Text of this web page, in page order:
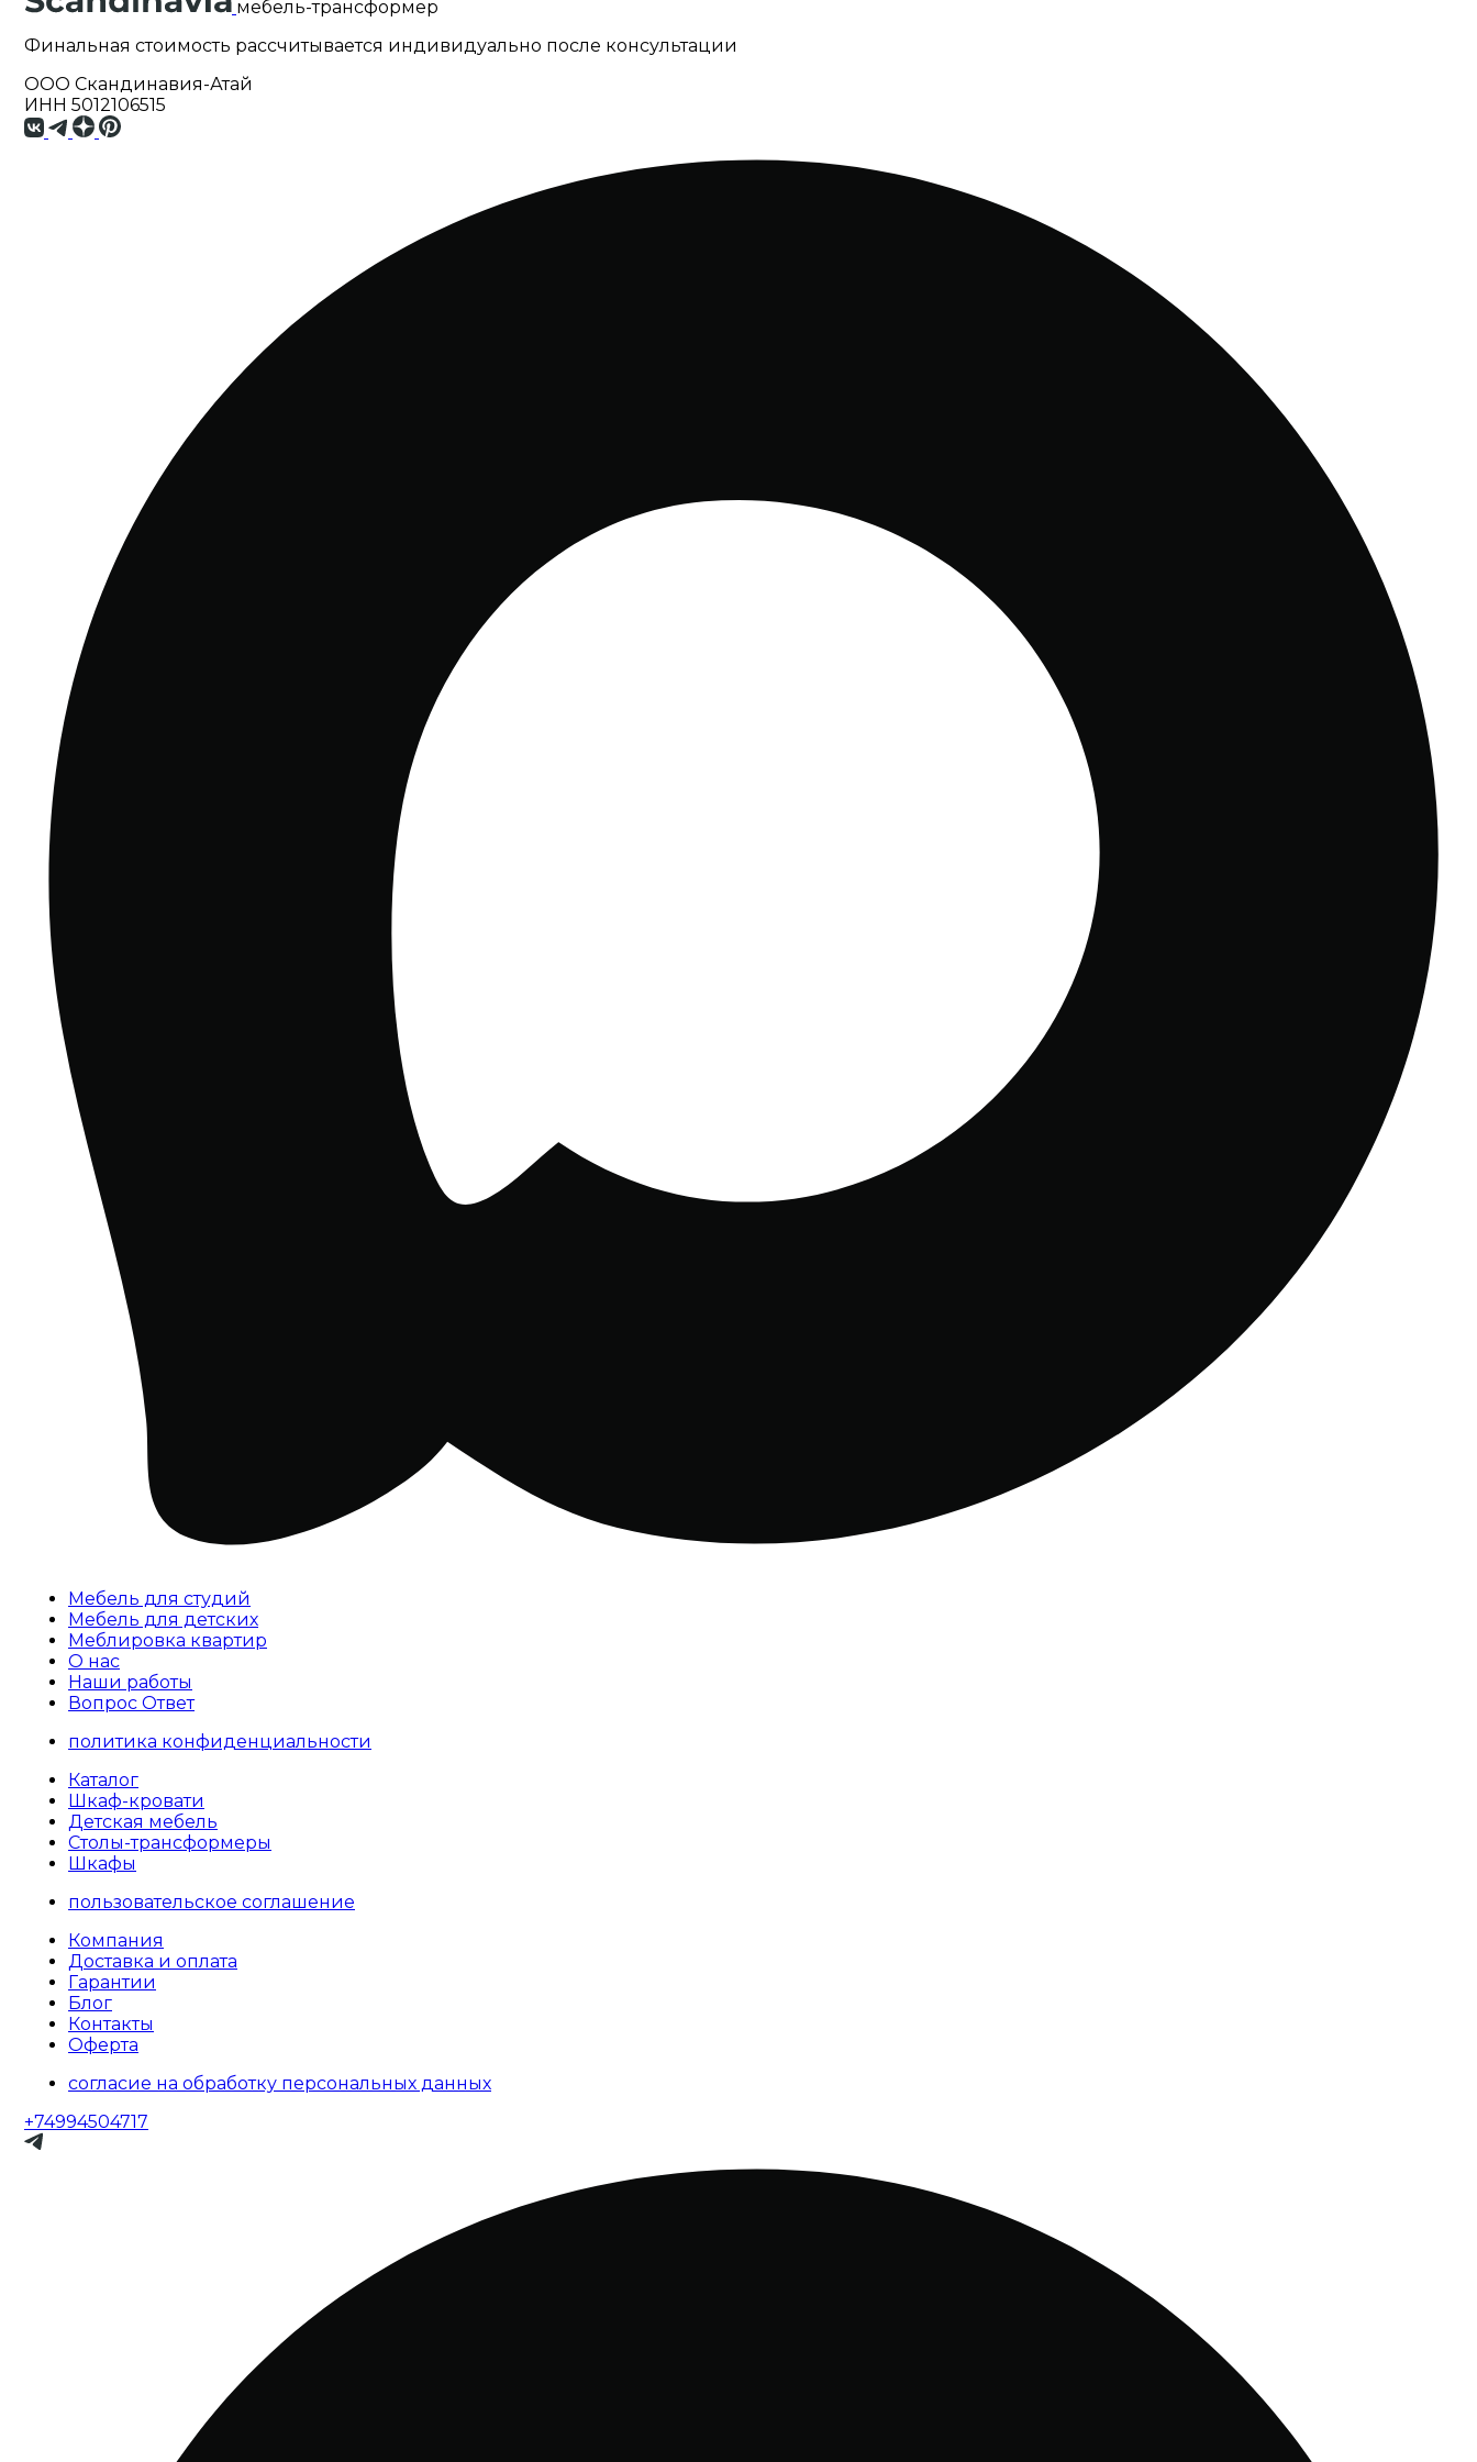
мебель-трансформер
Финальная стоимость рассчитывается индивидуально после консультации
ООО Скандинавия-Атай
ИНН 5012106515
Мебель для студий
Мебель для детских
Меблировка квартир
О нас
Наши работы
Вопрос Ответ
политика конфиденциальности
Каталог
Шкаф-кровати
Детская мебель
Столы-трансформеры
Шкафы
пользовательское соглашение
Компания
Доставка и оплата
Гарантии
Блог
Контакты
Оферта
согласие на обработку персональных данных
+74994504717